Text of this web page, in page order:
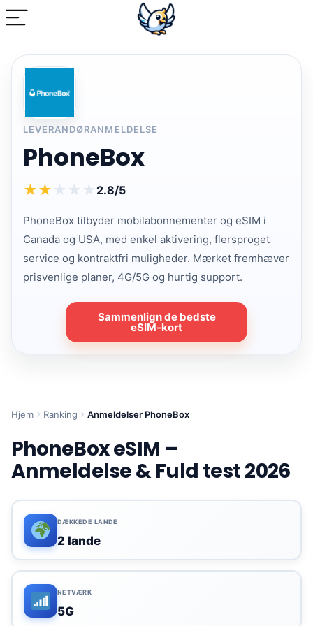
LEVERANDØRANMELDELSE
PhoneBox
★★ ★ ★ ★ 2.8/5
PhoneBox tilbyder mobilabonnementer og eSIM i
Canada og USA, med enkel aktivering, flersproget
service og kontraktfri muligheder. Mærket fremhæver
prisvenlige planer, 4G/5G og hurtig support.
Sammenlign de bedste
eSIM-kort
Hjem Ranking Anmeldelser PhoneBox
PhoneBox eSIM –
Anmeldelse & Fuld test 2026
DÆKKEDE LANDE
2 lande
NETVÆRK
5G